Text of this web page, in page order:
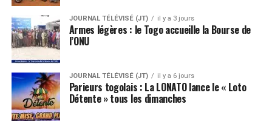
JOURNAL TÉLÉVISÉ (JT) il y a 3 jours
Armes légères : le Togo accueille la Bourse de
l’ONU
JOURNAL TÉLÉVISÉ (JT) il y a 6 jours
Parieurs togolais : La LONATO lance le « Loto
Détente » tous les dimanches